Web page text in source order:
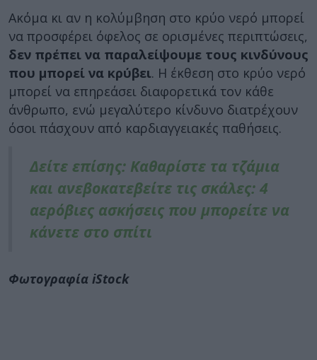
Ακόμα κι αν η κολύμβηση στο κρύο νερό μπορεί
να προσφέρει όφελος σε ορισμένες περιπτώσεις,
δεν πρέπει να παραλείψουμε τους κινδύνους
που μπορεί να κρύβει. Η έκθεση στο κρύο νερό
μπορεί να επηρεάσει διαφορετικά τον κάθε
άνθρωπο, ενώ μεγαλύτερο κίνδυνο διατρέχουν
όσοι πάσχουν από καρδιαγγειακές παθήσεις.
Δείτε επίσης: Καθαρίστε τα τζάμια
και ανεβοκατεβείτε τις σκάλες: 4
αερόβιες ασκήσεις που μπορείτε να
κάνετε στο σπίτι
Φωτογραφία iStock